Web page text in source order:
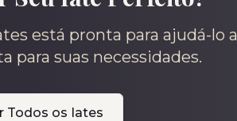
está pronta para ajudá-lo a
para suas necessidades.
Todos os Iates